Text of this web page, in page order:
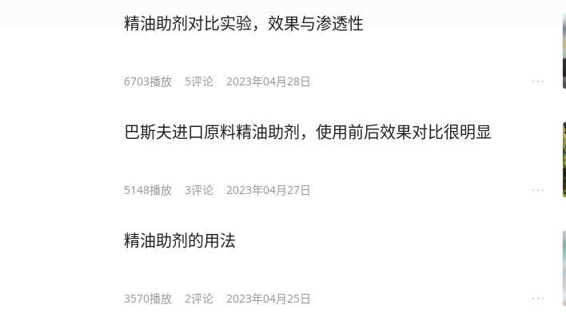
精油助剂对比实验，效果与渗透性
6703播放 5评论 2023年04月28日
巴斯夫进口原料精油助剂，使用前后效果对比很明显
5148播放 3评论 2023年04月27日
精油助剂的用法
3570播放 2评论 2023年04月25日